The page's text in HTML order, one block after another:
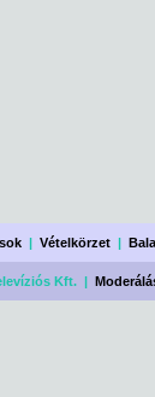
| Vételkörzet|
Kft. |